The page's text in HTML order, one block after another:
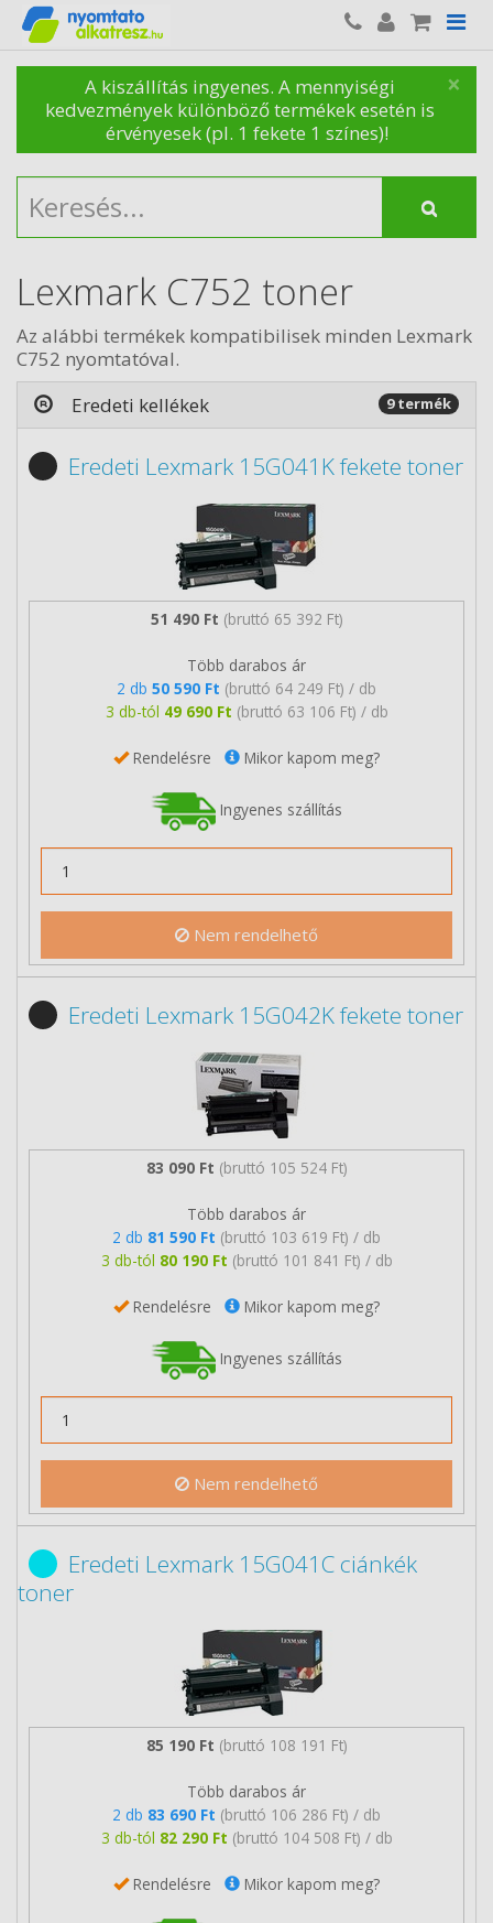
×
A kiszállítás ingyenes. A mennyiségi
kedvezmények különböző termékek esetén is
érvényesek (pl. 1 fekete 1 színes)!
Lexmark C752 toner
Az alábbi termékek kompatibilisek minden Lexmark
C752 nyomtatóval.
Eredeti kellékek
9 termék
Eredeti Lexmark 15G041K fekete toner
51 490 Ft (bruttó 65 392 Ft)
Több darabos ár
2 db 50 590 Ft (bruttó 64 249 Ft) / db
3 db-tól 49 690 Ft (bruttó 63 106 Ft) / db
Rendelésre Mikor kapom meg?
Ingyenes szállítás
Nem rendelhető
Eredeti Lexmark 15G042K fekete toner
83 090 Ft (bruttó 105 524 Ft)
Több darabos ár
2 db 81 590 Ft (bruttó 103 619 Ft) / db
3 db-tól 80 190 Ft (bruttó 101 841 Ft) / db
Rendelésre Mikor kapom meg?
Ingyenes szállítás
Nem rendelhető
Eredeti Lexmark 15G041C ciánkék
toner
85 190 Ft (bruttó 108 191 Ft)
Több darabos ár
2 db 83 690 Ft (bruttó 106 286 Ft) / db
3 db-tól 82 290 Ft (bruttó 104 508 Ft) / db
Rendelésre Mikor kapom meg?